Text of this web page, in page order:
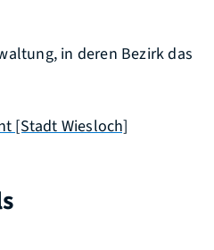
in deren Bezirk das
[Stadt Wiesloch]